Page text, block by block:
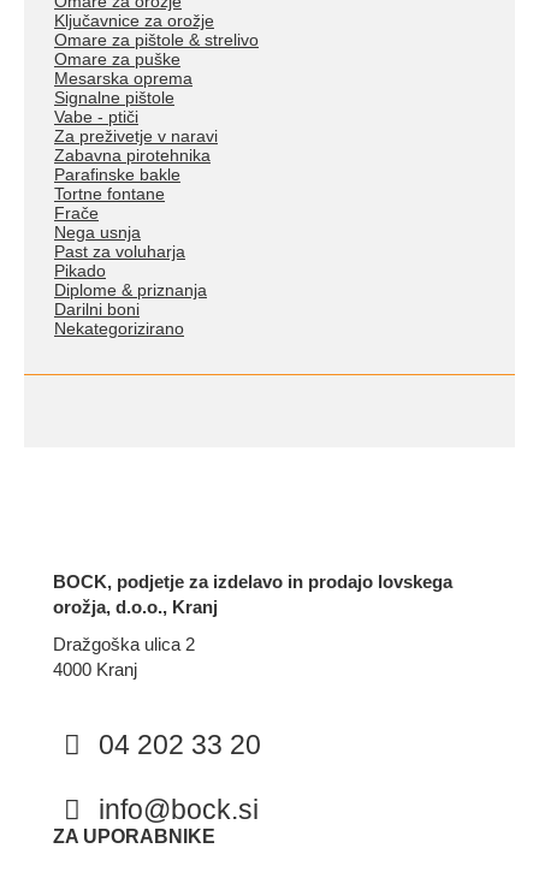
Ključavnice za orožje
Omare za pištole & strelivo
Omare za puške
Mesarska oprema
Signalne pištole
Vabe - ptiči
Za preživetje v naravi
Zabavna pirotehnika
Parafinske bakle
Tortne fontane
Frače
Nega usnja
Past za voluharja
Pikado
Diplome & priznanja
Darilni boni
Nekategorizirano
BOCK, podjetje za izdelavo in prodajo lovskega
orožja, d.o.o., Kranj
Dražgoška ulica 2
4000 Kranj
04 202 33 20
info@bock.si
Facebook
Instagram
ZA UPORABNIKE